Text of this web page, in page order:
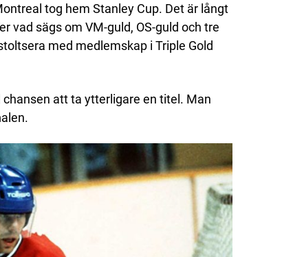
tog hem Stanley Cup. Det är långt
vad sägs om VM-guld, OS-guld och tre
med medlemskap i Triple Gold
att ta ytterligare en titel. Man